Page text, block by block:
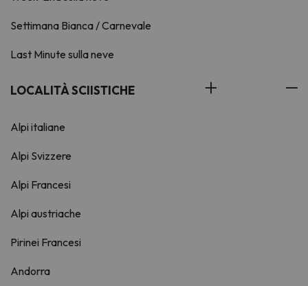
Settimana Bianca / Carnevale
Last Minute sulla neve
LOCALITÀ SCIISTICHE
Alpi italiane
Alpi Svizzere
Alpi Francesi
Alpi austriache
Pirinei Francesi
Andorra